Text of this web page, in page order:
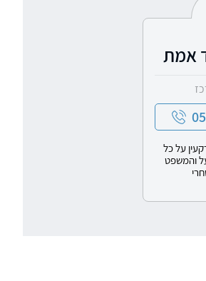
אמת
על כל
והמשפט